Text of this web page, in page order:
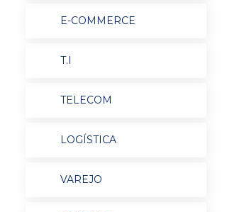
E-COMMERCE
T.I
TELECOM
LOGÍSTICA
VAREJO